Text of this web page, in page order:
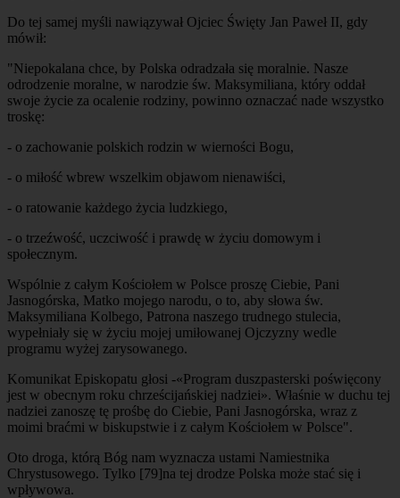
Do tej samej myśli nawiązywał Ojciec Święty Jan Paweł II, gdy
mówił:
"Niepokalana chce, by Polska odradzała się moralnie. Nasze
odrodzenie moralne, w narodzie św. Maksymiliana, który oddał
swoje życie za ocalenie rodziny, powinno oznaczać nade wszystko
troskę:
- o zachowanie polskich rodzin w wierności Bogu,
- o miłość wbrew wszelkim objawom nienawiści,
- o ratowanie każdego życia ludzkiego,
- o trzeźwość, uczciwość i prawdę w życiu domowym i
społecznym.
Wspólnie z całym Kościołem w Polsce proszę Ciebie, Pani
Jasnogórska, Matko mojego narodu, o to, aby słowa św.
Maksymiliana Kolbego, Patrona naszego trudnego stulecia,
wypełniały się w życiu mojej umiłowanej Ojczyzny wedle
programu wyżej zarysowanego.
Komunikat Episkopatu głosi -«Program duszpasterski poświęcony
jest w obecnym roku chrześcijańskiej nadziei». Właśnie w duchu tej
nadziei zanoszę tę prośbę do Ciebie, Pani Jasnogórska, wraz z
moimi braćmi w biskupstwie i z całym Kościołem w Polsce".
Oto droga, którą Bóg nam wyznacza ustami Namiestnika
Chrystusowego. Tylko [79]na tej drodze Polska może stać się i
wpływowa.